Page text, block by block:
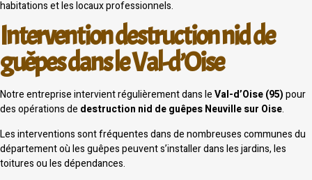
habitations et les locaux professionnels.
Intervention destruction nid de
guêpes dans le Val-d’Oise
Notre entreprise intervient régulièrement dans leVal-d’Oise (95)pour
des opérations de destruction nid de guêpes Neuville sur Oise.
Les interventions sont fréquentes dans de nombreuses communes du
département où les guêpes peuvent s’installer dans les jardins, les
toitures ou les dépendances.